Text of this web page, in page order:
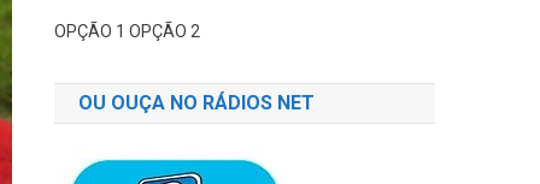
OPÇÃO 1OPÇÃO 2
OU OUÇA NO RÁDIOS NET